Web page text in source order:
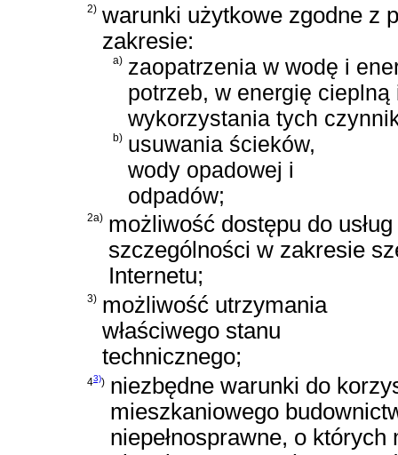
2) warunki użytkowe zgodne z
zakresie:
a) zaopatrzenia w wodę i
potrzeb, w energię
wykorzystania tych
b) usuwania ścieków,
wody opadowej i
odpadów;
2a) możliwość dostępu do
szczególności w zakresie
Internetu;
3) możliwość utrzymania
właściwego stanu
technicznego;
43)) niezbędne warunki do
mieszkaniowego
niepełnosprawne, o